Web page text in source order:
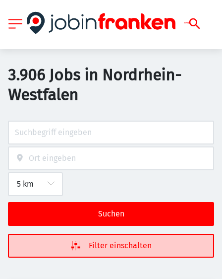
3.906 Jobs in Nordrhein-
Westfalen
Suchen
Filter einschalten